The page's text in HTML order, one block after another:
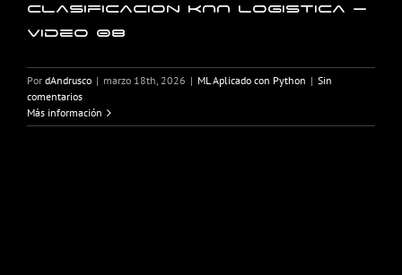
Clasificacion KNN logistica –
Video 08
Por dAndrusco | marzo 18th, 2026 | ML Aplicado con Python | Sin
comentarios
Más información